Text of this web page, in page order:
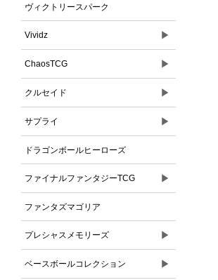
ヴィクトリースパーク
Vividz ▶
ChaosTCG ▶
クルセイド ▶
サプライ ▶
ドラゴンボールヒーローズ
ファイナルファンタジーTCG ▶
ファンタズマゴリア
プレシャスメモリーズ ▶
ベースボールコレクション ▶